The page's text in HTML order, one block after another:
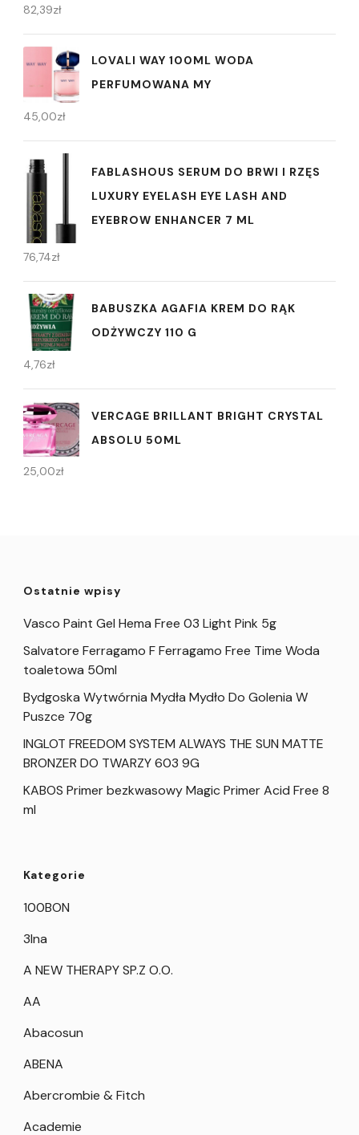
82,39zł
LOVALI WAY 100ML WODA
PERFUMOWANA MY
45,00zł
FABLASHOUS SERUM DO BRWI I RZĘS
LUXURY EYELASH EYE LASH AND
EYEBROW ENHANCER 7 ML
76,74zł
BABUSZKA AGAFIA KREM DO RĄK
ODŻYWCZY 110 G
4,76zł
VERCAGE BRILLANT BRIGHT CRYSTAL
ABSOLU 50ML
25,00zł
Ostatnie wpisy
Vasco Paint Gel Hema Free 03 Light Pink 5g
Salvatore Ferragamo F Ferragamo Free Time Woda
toaletowa 50ml
Bydgoska Wytwórnia Mydła Mydło Do Golenia W
Puszce 70g
INGLOT FREEDOM SYSTEM ALWAYS THE SUN MATTE
BRONZER DO TWARZY 603 9G
KABOS Primer bezkwasowy Magic Primer Acid Free 8
ml
Kategorie
100BON
3Ina
A NEW THERAPY SP.Z O.O.
AA
Abacosun
ABENA
Abercrombie & Fitch
Academie